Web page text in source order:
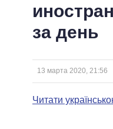
ГЛАВЫ
ВСЕ ПЕРСОНЫ
за день
13 марта 2020, 21:56
Читати